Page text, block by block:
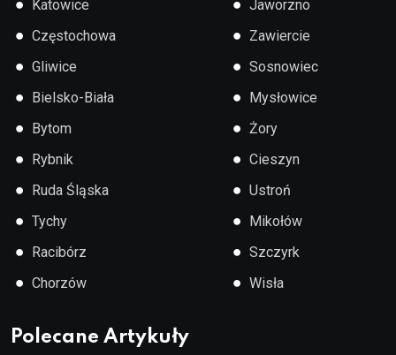
Katowice
● Częstochowa
● Gliwice
● Bielsko-Biała
● Bytom
● Rybnik
● Ruda Śląska
● Tychy
● Racibórz
● Chorzów
Jaworzno
● Zawiercie
● Sosnowiec
● Mysłowice
● Żory
● Cieszyn
● Ustroń
● Mikołów
● Szczyrk
● Wisła
Polecane Artykuły